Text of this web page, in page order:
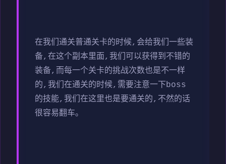
在我们通关普通关卡的时候,会给我们一些装
备,在这个副本里面,我们可以获得到不错的
装备,而每一个关卡的挑战次数也是不一样
的,我们在通关的时候,需要注意一下boss
的技能,我们在这里也是要通关的,不然的话
很容易翻车。